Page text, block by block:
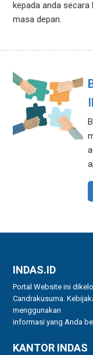
kepada anda
masa depan.
INDAS.ID
Portal Website ini
Candrakusuma.
menggunakan
informasi yang Anda
KANTOR INDAS